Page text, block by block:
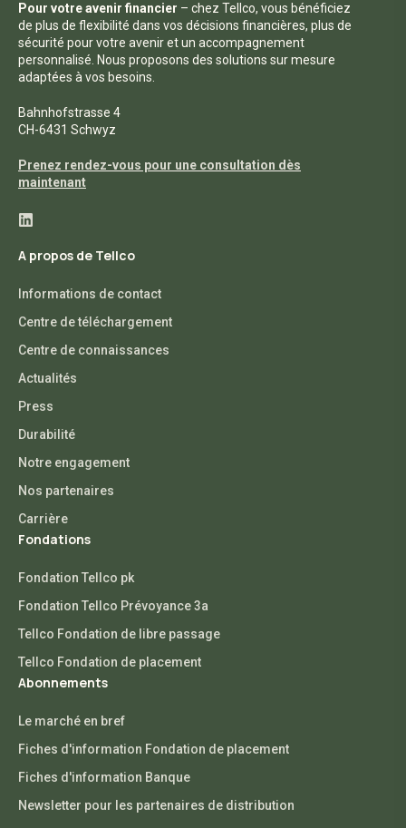
Pour votre avenir financier – chez Tellco, vous bénéficiez
de plus de flexibilité dans vos décisions financières, plus de
sécurité pour votre avenir et un accompagnement
personnalisé. Nous proposons des solutions sur mesure
adaptées à vos besoins.
Bahnhofstrasse 4
CH-6431 Schwyz
Prenez rendez-vous pour une consultation dès
maintenant
A propos de Tellco
Informations de contact
Centre de téléchargement
Centre de connaissances
Actualités
Press
Durabilité
Notre engagement
Nos partenaires
Carrière
Fondations
Fondation Tellco pk
Fondation Tellco Prévoyance 3a
Tellco Fondation de libre passage
Tellco Fondation de placement
Abonnements
Le marché en bref
Fiches d'information Fondation de placement
Fiches d'information Banque
Newsletter pour les partenaires de distribution